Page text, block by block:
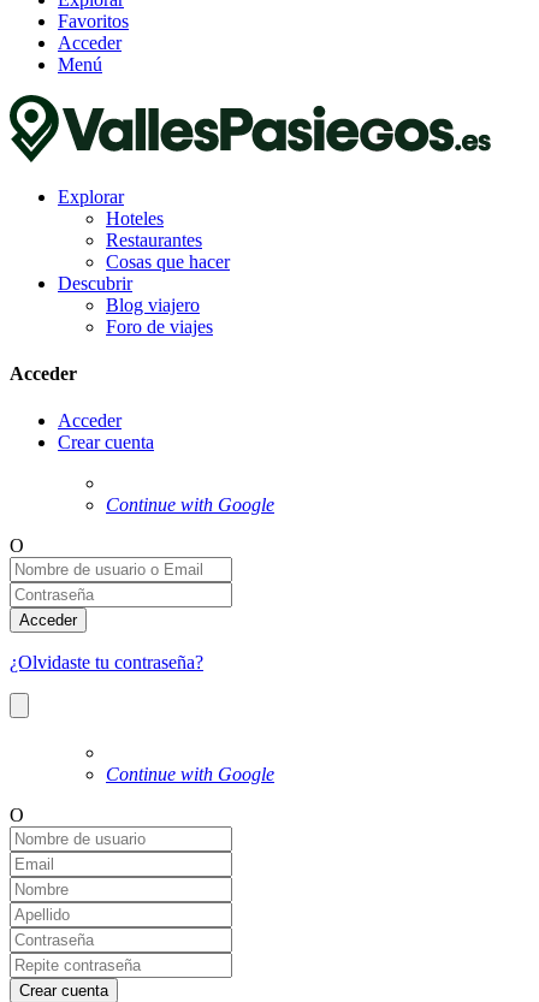
Favoritos
Acceder
Menú
Explorar
Hoteles
Restaurantes
Cosas que hacer
Descubrir
Blog viajero
Foro de viajes
Acceder
Acceder
Crear cuenta
Continue with Google
O
Acceder
¿Olvidaste tu contraseña?
Continue with Google
O
Crear cuenta